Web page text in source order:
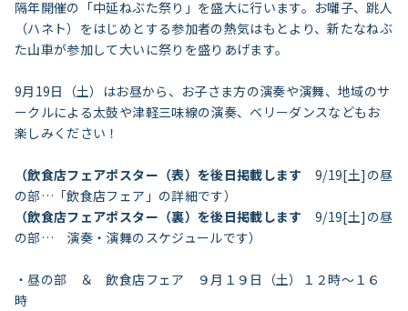
隔年開催の「中延ねぶた祭り」を盛大に行います。お囃子、跳人
（ハネト）をはじめとする参加者の熱気はもとより、新たなねぶ
た山車が参加して大いに祭りを盛りあげます。
9月19日（土）はお昼から、お子さま方の演奏や演舞、地域のサ
ークルによる太鼓や津軽三味線の演奏、ベリーダンスなどもお
楽しみください！
（飲食店フェアポスター（表）を後日掲載します9/19[土]の昼
の部…「飲食店フェア」の詳細です）
（飲食店フェアポスター（裏）を後日掲載します9/19[土]の昼
の部… 演奏・演舞のスケジュールです）
・昼の部 ＆ 飲食店フェア ９月１９日（土）１２時～１６
時